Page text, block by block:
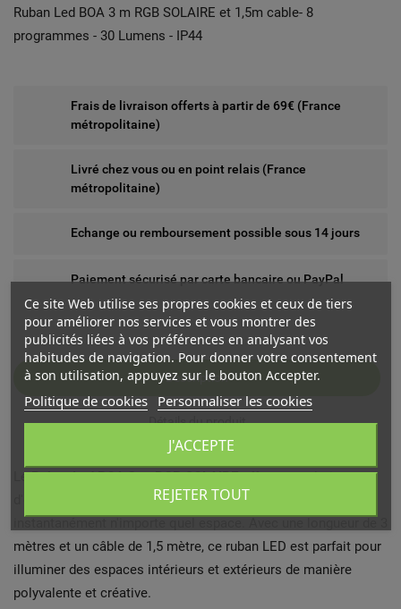
Ruban Led BOA 3 m RGB SOLAIRE et 1,5m cable- 8
programmes - 30 Lumens - IP44
Frais de livraison offerts à partir de 69€ (France
métropolitaine)
Livré chez vous ou en point relais (France
métropolitaine)
Echange ou remboursement possible sous 14 jours
Paiement sécurisé par carte bancaire ou PayPal
Description
Détails du produit
LeRuban Led BOA 3 m RGB SOLAIREoffre une solution
d'éclairage innovante et éco-responsable pour transformer
mètres et un câble de 1,5 mètre, ce ruban LED est parfait pour
illuminer des espaces intérieurs et extérieurs de manière
polyvalente et créative.
Ce site Web utilise ses propres cookies et ceux de tiers
pour améliorer nos services et vous montrer des
publicités liées à vos préférences en analysant vos
habitudes de navigation. Pour donner votre consentement
à son utilisation, appuyez sur le bouton Accepter.
Politique de cookies Personnaliser les cookies
REJETER TOUT
J'ACCEPTE